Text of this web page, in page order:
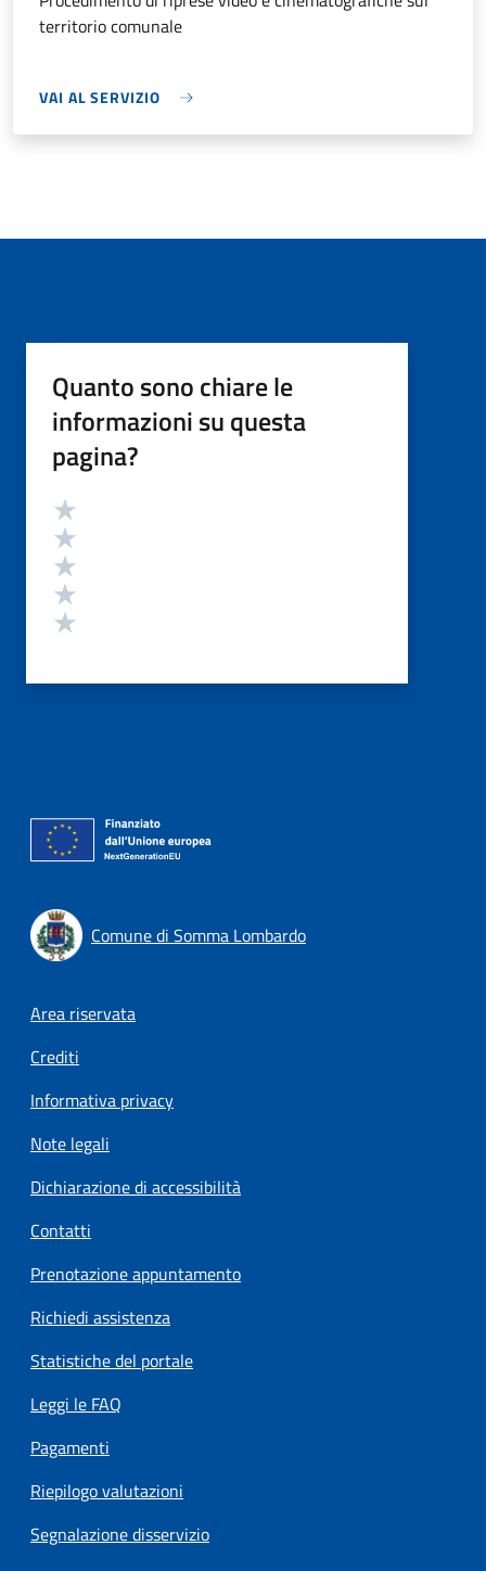
territorio comunale
VAI AL SERVIZIO
Quanto sono chiare le
informazioni su questa
pagina?
Valutazione
Comune di Somma Lombardo
Footer menu
Area riservata
Crediti
Informativa privacy
Note legali
Dichiarazione di accessibilità
Contatti
Prenotazione appuntamento
Richiedi assistenza
Statistiche del portale
Leggi le FAQ
Pagamenti
Riepilogo valutazioni
Segnalazione disservizio